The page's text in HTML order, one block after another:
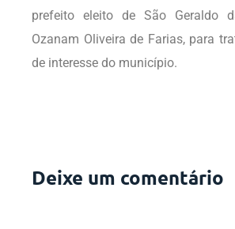
prefeito eleito de São Geraldo
Ozanam Oliveira de Farias, para
de interesse do município.
Deixe um comentário